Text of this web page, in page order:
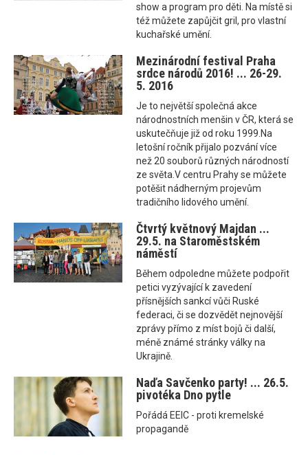
show a program pro děti. Na místě si
též můžete zapůjčit gril, pro vlastní
kuchařské umění.
Mezinárodní festival Praha
srdce národů 2016! ... 26-29.
5. 2016
Je to největší společná akce
národnostních menšin v ČR, která se
uskutečňuje již od roku 1999.Na
letošní ročník přijalo pozvání více
než 20 souborů různých národností
ze světa.V centru Prahy se můžete
potěšit nádherným projevům
tradičního lidového umění.
Čtvrtý květnový Majdan ...
29.5. na Staroměstském
náměstí
Během odpoledne můžete podpořit
petici vyzývající k zavedení
přísnějších sankcí vůči Ruské
federaci, či se dozvědět nejnovější
zprávy přímo z míst bojů či další,
méně známé stránky války na
Ukrajině.
Naďa Savčenko party! ... 26.5.
pivotéka Dno pytle
Pořádá EEIC - proti kremelské
propagandě